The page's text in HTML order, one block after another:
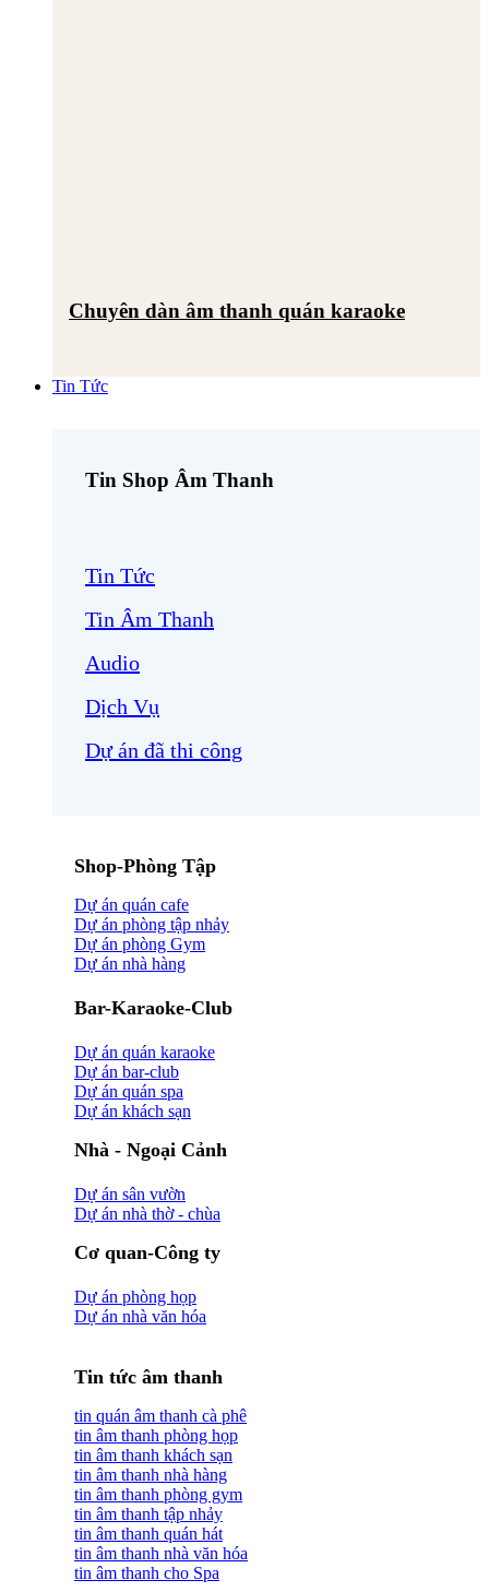
Chuyên dàn âm thanh quán karaoke
Tin Tức
Tin Shop Âm Thanh
Tin Tức
Tin Âm Thanh
Audio
Dịch Vụ
Dự án đã thi công
Shop-Phòng Tập
Dự án quán cafe
Dự án phòng tập nhảy
Dự án phòng Gym
Dự án nhà hàng
Bar-Karaoke-Club
Dự án quán karaoke
Dự án bar-club
Dự án quán spa
Dự án khách sạn
Nhà - Ngoại Cảnh
Dự án sân vườn
Dự án nhà thờ - chùa
Cơ quan-Công ty
Dự án phòng họp
Dự án nhà văn hóa
Tin tức âm thanh
tin quán âm thanh cà phê
tin âm thanh phòng họp
tin âm thanh khách sạn
tin âm thanh nhà hàng
tin âm thanh phòng gym
tin âm thanh tập nhảy
tin âm thanh quán hát
tin âm thanh nhà văn hóa
tin âm thanh cho Spa